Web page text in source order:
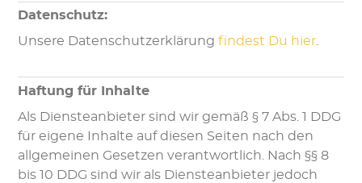
Datenschutz:
Unsere Datenschutzerklärungfindest Du hier.
Haftung für Inhalte
Als Diensteanbieter sind wir gemäß § 7 Abs. 1 DDG
für eigene Inhalte auf diesen Seiten nach den
allgemeinen Gesetzen verantwortlich. Nach §§ 8
bis 10 DDG sind wir als Diensteanbieter jedoch